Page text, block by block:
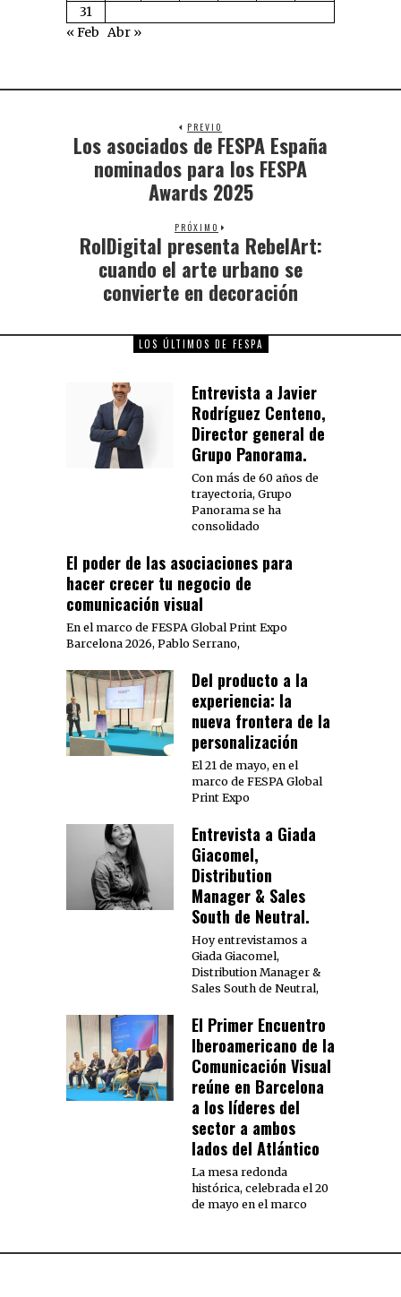
31
« Feb Abr »
PREVIO
Los asociados de FESPA España
nominados para los FESPA
Awards 2025
PRÓXIMO
RolDigital presenta RebelArt:
cuando el arte urbano se
convierte en decoración
LOS ÚLTIMOS DE FESPA
Entrevista a Javier
Rodríguez Centeno,
Director general de
Grupo Panorama.
Con más de 60 años de
trayectoria, Grupo
Panorama se ha
consolidado
El poder de las asociaciones para
hacer crecer tu negocio de
comunicación visual
En el marco de FESPA Global Print Expo
Barcelona 2026, Pablo Serrano,
Del producto a la
experiencia: la
nueva frontera de la
personalización
El 21 de mayo, en el
marco de FESPA Global
Print Expo
Entrevista a Giada
Giacomel,
Distribution
Manager & Sales
South de Neutral.
Hoy entrevistamos a
Giada Giacomel,
Distribution Manager &
Sales South de Neutral,
El Primer Encuentro
Iberoamericano de la
Comunicación Visual
reúne en Barcelona
a los líderes del
sector a ambos
lados del Atlántico
La mesa redonda
histórica, celebrada el 20
de mayo en el marco